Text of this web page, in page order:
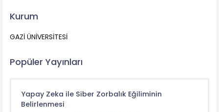
Kurum
GAZİ ÜNİVERSİTESİ
Popüler Yayınları
Yapay Zeka ile Siber Zorbalık Eğiliminin
Belirlenmesi